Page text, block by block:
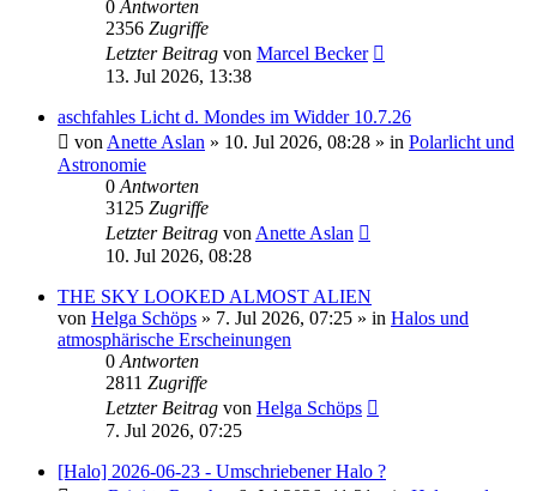
0 Antworten
2356 Zugriffe
Letzter Beitrag von Marcel Becker
13. Jul 2026, 13:38
aschfahles Licht d. Mondes im Widder 10.7.26
von Anette Aslan » 10. Jul 2026, 08:28 » in Polarlicht und
Astronomie
0 Antworten
3125 Zugriffe
Letzter Beitrag von Anette Aslan
10. Jul 2026, 08:28
THE SKY LOOKED ALMOST ALIEN
von Helga Schöps » 7. Jul 2026, 07:25 » in Halos und
atmosphärische Erscheinungen
0 Antworten
2811 Zugriffe
Letzter Beitrag von Helga Schöps
7. Jul 2026, 07:25
[Halo] 2026-06-23 - Umschriebener Halo ?